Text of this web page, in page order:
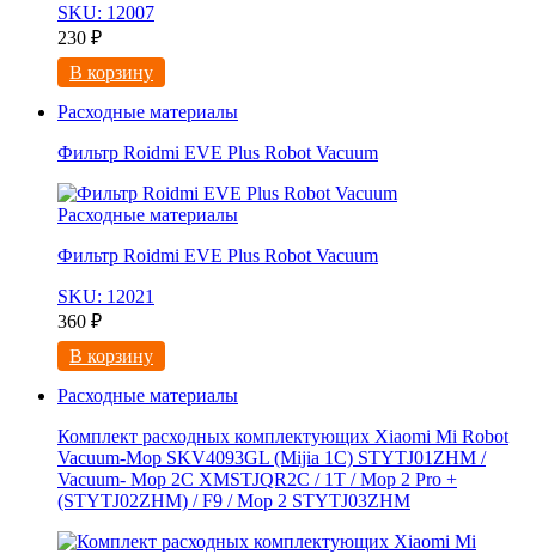
SKU: 12007
230 ₽
В корзину
Расходные материалы
Фильтр Roidmi EVE Plus Robot Vacuum
Расходные материалы
Фильтр Roidmi EVE Plus Robot Vacuum
SKU: 12021
360 ₽
В корзину
Расходные материалы
Комплект расходных комплектующих Xiaomi Mi Robot
Vacuum-Mop SKV4093GL (Mijia 1C) STYTJ01ZHM /
Vacuum- Mop 2C XMSTJQR2C / 1T / Mop 2 Pro +
(STYTJ02ZHM) / F9 / Mop 2 STYTJ03ZHM